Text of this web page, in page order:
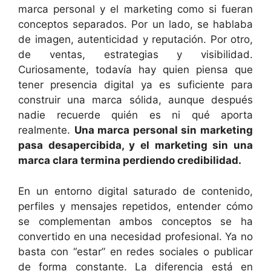
marca personal y el marketing como si fueran
conceptos separados. Por un lado, se hablaba
de imagen, autenticidad y reputación. Por otro,
de ventas, estrategias y visibilidad.
Curiosamente, todavía hay quien piensa que
tener presencia digital ya es suficiente para
construir una marca sólida, aunque después
nadie recuerde quién es ni qué aporta
realmente. Una marca personal sin marketing
pasa desapercibida, y el marketing sin una
marca clara termina perdiendo credibilidad.
En un entorno digital saturado de contenido,
perfiles y mensajes repetidos, entender cómo
se complementan ambos conceptos se ha
convertido en una necesidad profesional. Ya no
basta con “estar” en redes sociales o publicar
de forma constante. La diferencia está en